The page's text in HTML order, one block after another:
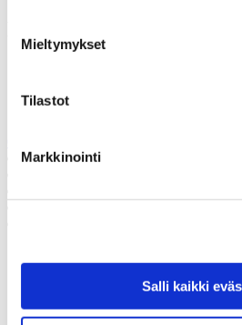
Mieltymykset
Tilastot
Markkinointi
Salli kaikki
Soita meille, mikäli sinulla on jotain
Juttele asiantuntijan kanssa
Varaa kartoituskäynti